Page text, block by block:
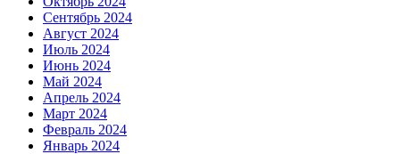
Сентябрь 2024
Август 2024
Июль 2024
Июнь 2024
Май 2024
Апрель 2024
Март 2024
Февраль 2024
Январь 2024